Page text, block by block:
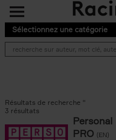
Aller au contenu principal
Sélectionnez une catégorie
Résultats de recherche ''
3 résultats
PRO (EN)